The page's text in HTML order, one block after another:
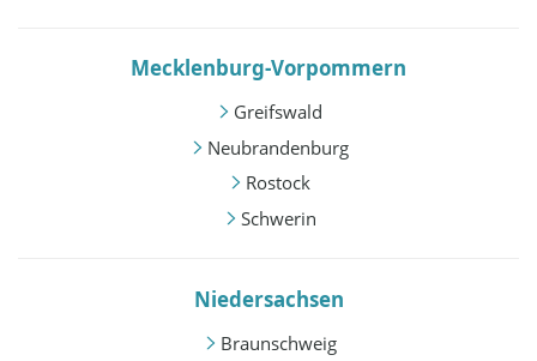
Mecklenburg-Vorpommern
Greifswald
Neubrandenburg
Rostock
Schwerin
Niedersachsen
Braunschweig